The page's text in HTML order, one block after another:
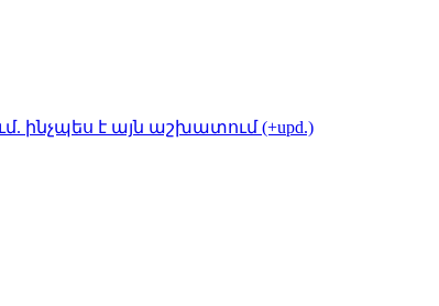
ինչպես է այն աշխատում (+upd.)